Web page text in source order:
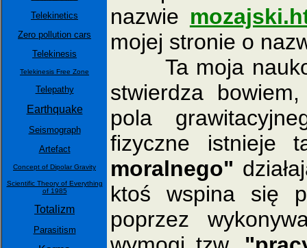
Telekinetics
Zero pollution cars
Telekinesis
Telekinesis Free Zone
Telepathy
Earthquake
Seismograph
Artefact
Concept of Dipolar Gravity
Scientific Theory of Everything
of 1985
Totalizm
Parasitism
nazwie
mojej stronie o
Ta moja
stwierdza
pola
fizyczne istnieje
moralnego"
ktoś wspina się
poprzez